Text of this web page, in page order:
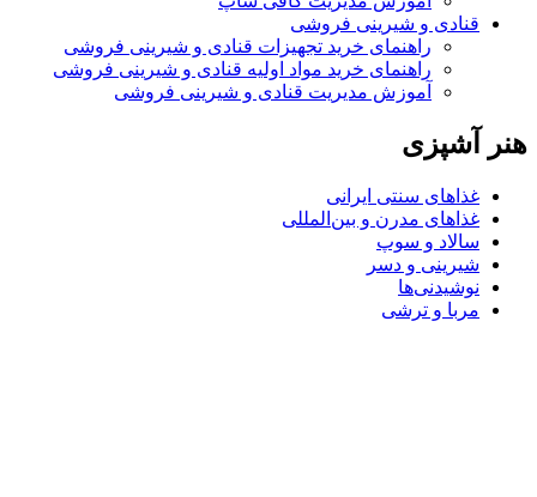
قنادی و شیرینی فروشی
راهنمای خرید تجهیزات قنادی و شیرینی فروشی
راهنمای خرید مواد اولیه قنادی و شیرینی فروشی
آموزش مدیریت قنادی و شیرینی فروشی
هنر آشپزی
غذاهای سنتی ایرانی
غذاهای مدرن و بین‌المللی
سالاد و سوپ
شیرینی و دسر
نوشیدنی‌ها
مربا و ترشی